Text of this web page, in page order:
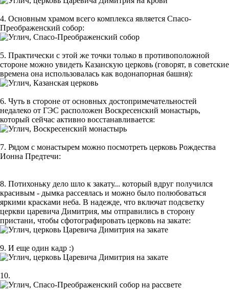
4. Основным храмом всего комплекса является Спасо-
Преображенский собор:
5. Практически с этой же точки только в противоположной
стороне можно увидеть Казанскую церковь (говорят, в советские
времена она использовалась как водонапорная башня):
6. Чуть в стороне от основных достопримечательностей
недалеко от ГЭС расположен Воскресенский монастырь,
который сейчас активно восстанавливается:
7. Рядом с монастырем можно посмотреть церковь Рождества
Ионна Предтечи:
8. Потихоньку дело шло к закату... который вдруг получился
красивым - дымка рассеялась и можно было полюбоваться
яркими красками неба. В надежде, что включат подсветку
церкви царевича Димитрия, мы отправились в сторону
пристани, чтобы сфотографировать церковь на закате:
9. И еще один кадр :)
10.